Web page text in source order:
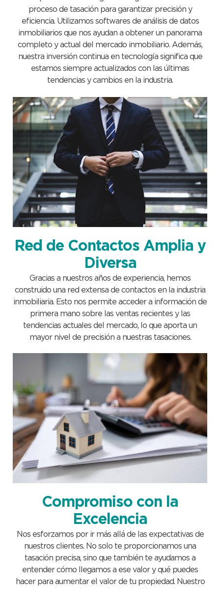
proceso de tasación para garantizar precisión y
eficiencia. Utilizamos softwares de análisis de datos
inmobiliarios que nos ayudan a obtener un panorama
completo y actual del mercado inmobiliario. Además,
nuestra inversión continua en tecnología significa que
estamos siempre actualizados con las últimas
tendencias y cambios en la industria.
Red de Contactos Amplia y
Diversa
Gracias a nuestros años de experiencia, hemos
construido una red extensa de contactos en la industria
inmobiliaria. Esto nos permite acceder a información de
primera mano sobre las ventas recientes y las
tendencias actuales del mercado, lo que aporta un
mayor nivel de precisión a nuestras tasaciones.
Compromiso con la
Excelencia
Nos esforzamos por ir más allá de las expectativas de
nuestros clientes. No solo te proporcionamos una
tasación precisa, sino que también te ayudamos a
entender cómo llegamos a ese valor y qué puedes
hacer para aumentar el valor de tu propiedad. Nuestro